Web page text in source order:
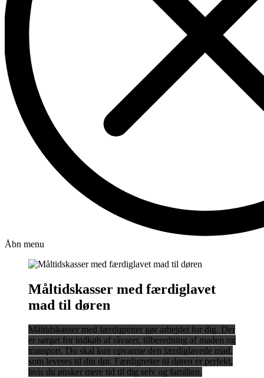
Åbn menu
Måltidskasser med færdiglavet
mad til døren
Måltidskasser med færdigretter gør arbejdet for dig. Der
er sørget for indkøb af råvarer, tilberedning af maden og
transport. Du skal kun opvarme den færdiglavede mad,
som leveres til din dør. Færdigretter til døren er perfekt,
hvis du ønsker mere tid til dig selv og familien.